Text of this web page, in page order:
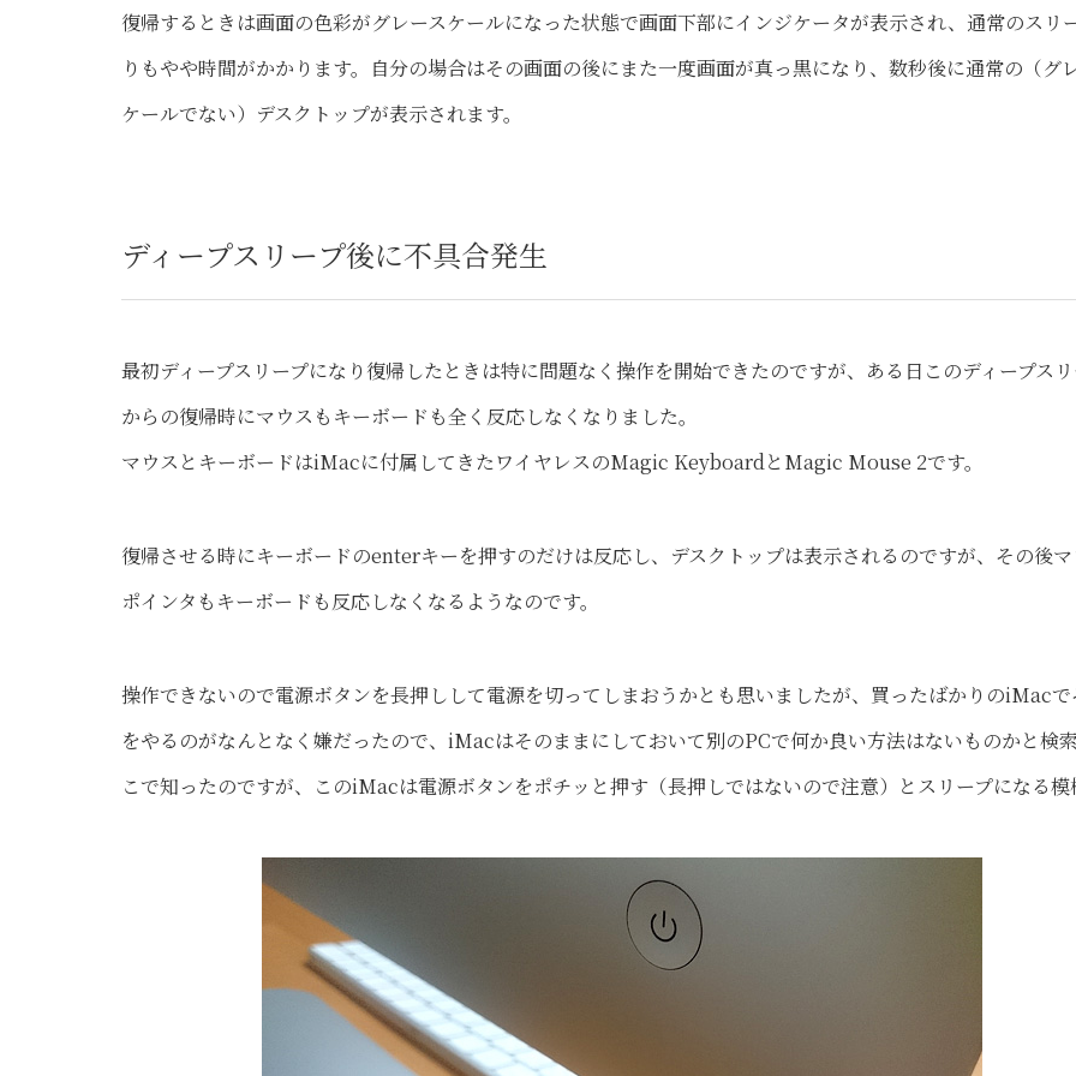
復帰するときは画面の色彩がグレースケールになった状態で画面下部にインジケータが表示され、通常のスリ
りもやや時間がかかります。自分の場合はその画面の後にまた一度画面が真っ黒になり、数秒後に通常の（グ
ケールでない）デスクトップが表示されます。
ディープスリープ後に不具合発生
最初ディープスリープになり復帰したときは特に問題なく操作を開始できたのですが、ある日このディープス
からの復帰時にマウスもキーボードも全く反応しなくなりました。
マウスとキーボードはiMacに付属してきたワイヤレスのMagic KeyboardとMagic Mouse 2です。
復帰させる時にキーボードのenterキーを押すのだけは反応し、デスクトップは表示されるのですが、その後マ
ポインタもキーボードも反応しなくなるようなのです。
操作できないので電源ボタンを長押しして電源を切ってしまおうかとも思いましたが、買ったばかりのiMac
をやるのがなんとなく嫌だったので、iMacはそのままにしておいて別のPCで何か良い方法はないものかと検
こで知ったのですが、このiMacは電源ボタンをポチッと押す（長押しではないので注意）とスリープになる模